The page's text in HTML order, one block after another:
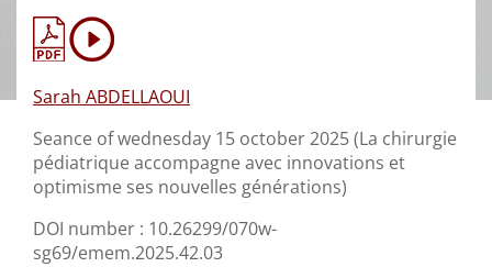
Sarah ABDELLAOUI
Seance of wednesday 15 october 2025 (La chirurgie
pédiatrique accompagne avec innovations et
optimisme ses nouvelles générations)
DOI number : 10.26299/070w-
sg69/emem.2025.42.03